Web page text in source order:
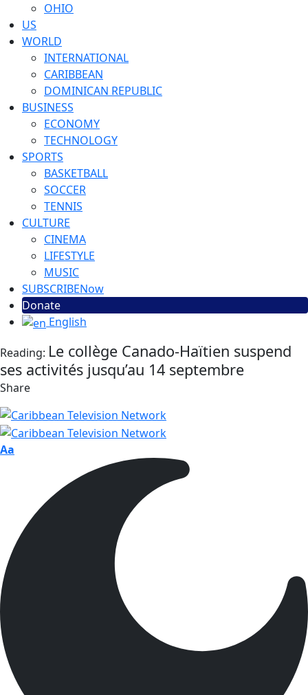
OHIO
US
WORLD
INTERNATIONAL
CARIBBEAN
DOMINICAN REPUBLIC
BUSINESS
ECONOMY
TECHNOLOGY
SPORTS
BASKETBALL
SOCCER
TENNIS
CULTURE
CINEMA
LIFESTYLE
MUSIC
SUBSCRIBENow
Donate
English
Reading: Le collège Canado-Haïtien suspend
ses activités jusqu’au 14 septembre
Share
Aa